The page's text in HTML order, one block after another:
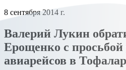
8 сентября 2014 г.
Валерий Лукин
Ерощенко с просьбой
авиарейсов в